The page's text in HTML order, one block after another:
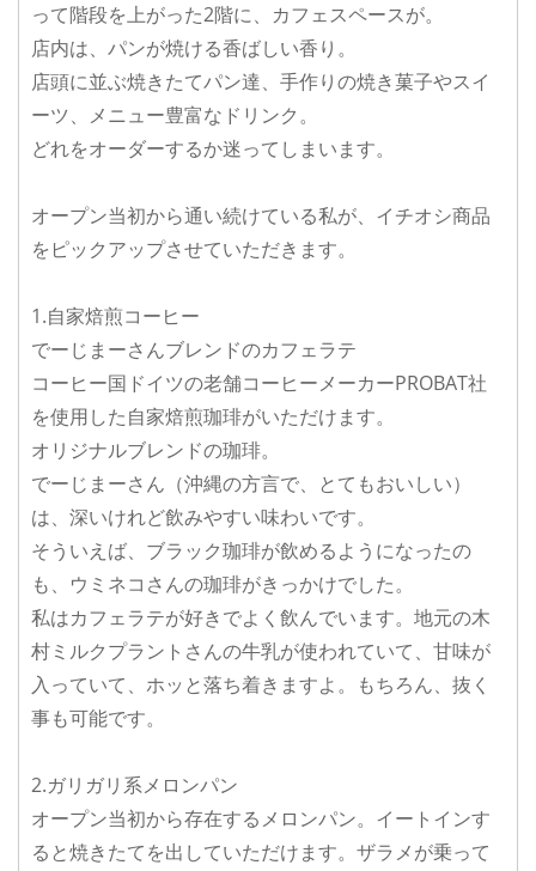
って階段を上がった2階に、カフェスペースが。
店内は、パンが焼ける香ばしい香り。
店頭に並ぶ焼きたてパン達、手作りの焼き菓子やスイ
ーツ、メニュー豊富なドリンク。
どれをオーダーするか迷ってしまいます。
オープン当初から通い続けている私が、イチオシ商品
をピックアップさせていただきます。
1.自家焙煎コーヒー
でーじまーさんブレンドのカフェラテ
コーヒー国ドイツの老舗コーヒーメーカーPROBAT社
を使用した自家焙煎珈琲がいただけます。
オリジナルブレンドの珈琲。
でーじまーさん（沖縄の方言で、とてもおいしい）
は、深いけれど飲みやすい味わいです。
そういえば、ブラック珈琲が飲めるようになったの
も、ウミネコさんの珈琲がきっかけでした。
私はカフェラテが好きでよく飲んでいます。地元の木
村ミルクプラントさんの牛乳が使われていて、甘味が
入っていて、ホッと落ち着きますよ。もちろん、抜く
事も可能です。
2.ガリガリ系メロンパン
オープン当初から存在するメロンパン。イートインす
ると焼きたてを出していただけます。ザラメが乗って